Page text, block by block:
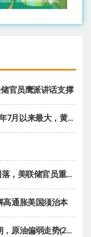
官员鹰派讲话支撑
期货投机性净多头头寸减少
申鹰派立场推动美元回升
高通胀美国须治本
走势(20221128收评)